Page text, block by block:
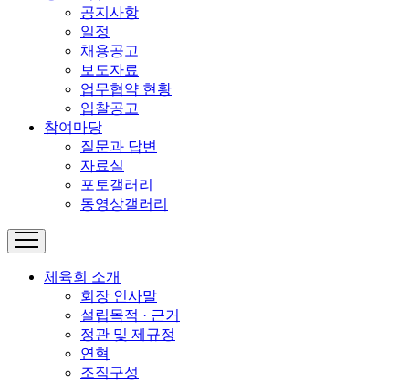
공지사항
일정
채용공고
보도자료
업무협약 현황
입찰공고
참여마당
질문과 답변
자료실
포토갤러리
동영상갤러리
체육회 소개
회장 인사말
설립목적 · 근거
정관 및 제규정
연혁
조직구성